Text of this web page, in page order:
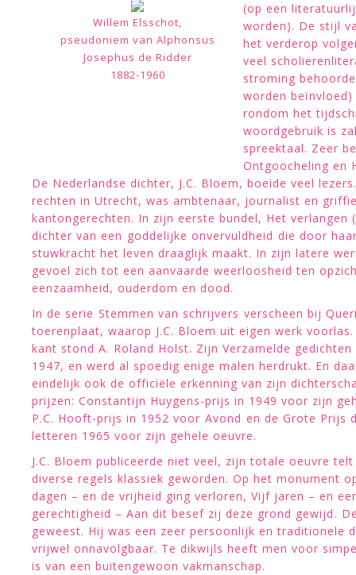
Willem Elsschot,
pseudoniem van Alphonsus
Josephus de Ridder
1882-1960
(op een
worden). De stijl
het verderop
veel
stroming
worden
rondom het
woordgebruik is
spreektaal. Zeer
Ontgoocheling en
De Nederlandse dichter, J.C. Bloem, boeide veel
rechten in Utrecht, was ambtenaar, journalist en
kantongerechten. In zijn eerste bundel, Het verlangen
dichter van een goddelijke onvervuldheid die door
stuwkracht het leven draaglijk maakt. In zijn latere
gevoel zich tot een aanvaarde weerloosheid ten
eenzaamheid, ouderdom en dood.
In de serie Stemmen van schrijvers verscheen bij
toerenplaat, waarop J.C. Bloem uit eigen werk
kant stond A. Roland Holst. Zijn Verzamelde gedichten
1947, en werd al spoedig enige malen herdrukt. En
eindelijk ook de officiële erkenning van zijn
prijzen: Constantijn Huygens-prijs in 1949 voor zijn
P.C. Hooft-prijs in 1952 voor Avond en de Grote Prijs
letteren 1965 voor zijn gehele oeuvre.
J.C. Bloem publiceerde niet veel, zijn totale oeuvre
diverse regels klassiek geworden. Op het monument
dagen – en de vrijheid ging verloren, Vijf jaren – en
gerechtigheid – Aan dit besef zij deze grond gewijd.
geweest. Hij was een zeer persoonlijk en traditionele
vrijwel onnavolgbaar. Te dikwijls heeft men voor
is van een buitengewoon vakmanschap.